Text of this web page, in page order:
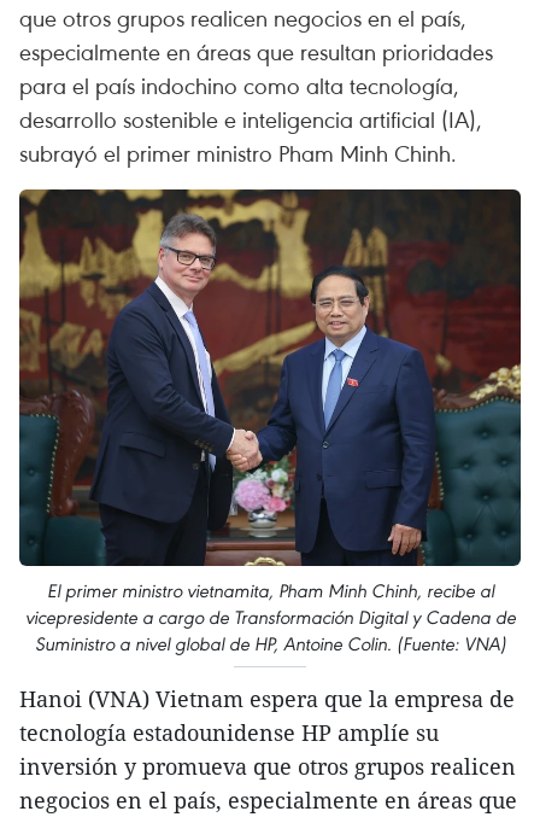
que otros grupos realicen negocios en el país,
especialmente en áreas que resultan prioridades
para el país indochino como alta tecnología,
desarrollo sostenible e inteligencia artificial (IA),
subrayó el primer ministro Pham Minh Chinh.
El primer ministro vietnamita, Pham Minh Chinh, recibe al
vicepresidente a cargo de Transformación Digital y Cadena de
Suministro a nivel global de HP, Antoine Colin. (Fuente: VNA)
Hanoi (VNA) Vietnam espera que la empresa de
tecnología estadounidense HP amplíe su
inversión y promueva que otros grupos realicen
negocios en el país, especialmente en áreas que